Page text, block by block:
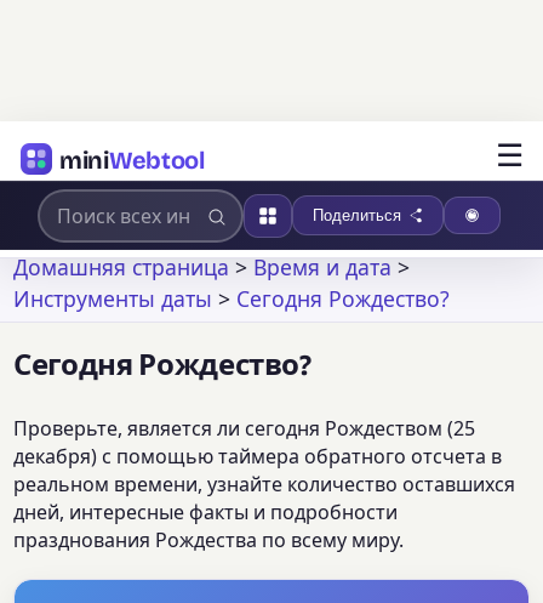
miniWebtool ☰
Поделиться
Домашняя страница>Время и дата>
Инструменты даты > Сегодня Рождество?
Сегодня Рождество?
Проверьте, является ли сегодня Рождеством (25
декабря) с помощью таймера обратного отсчета в
реальном времени, узнайте количество оставшихся
дней, интересные факты и подробности
празднования Рождества по всему миру.